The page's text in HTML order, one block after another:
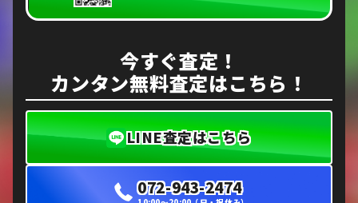
今すぐ査定！
カンタン無料査定はこちら！
LINE査定はこちら
072-943-2474